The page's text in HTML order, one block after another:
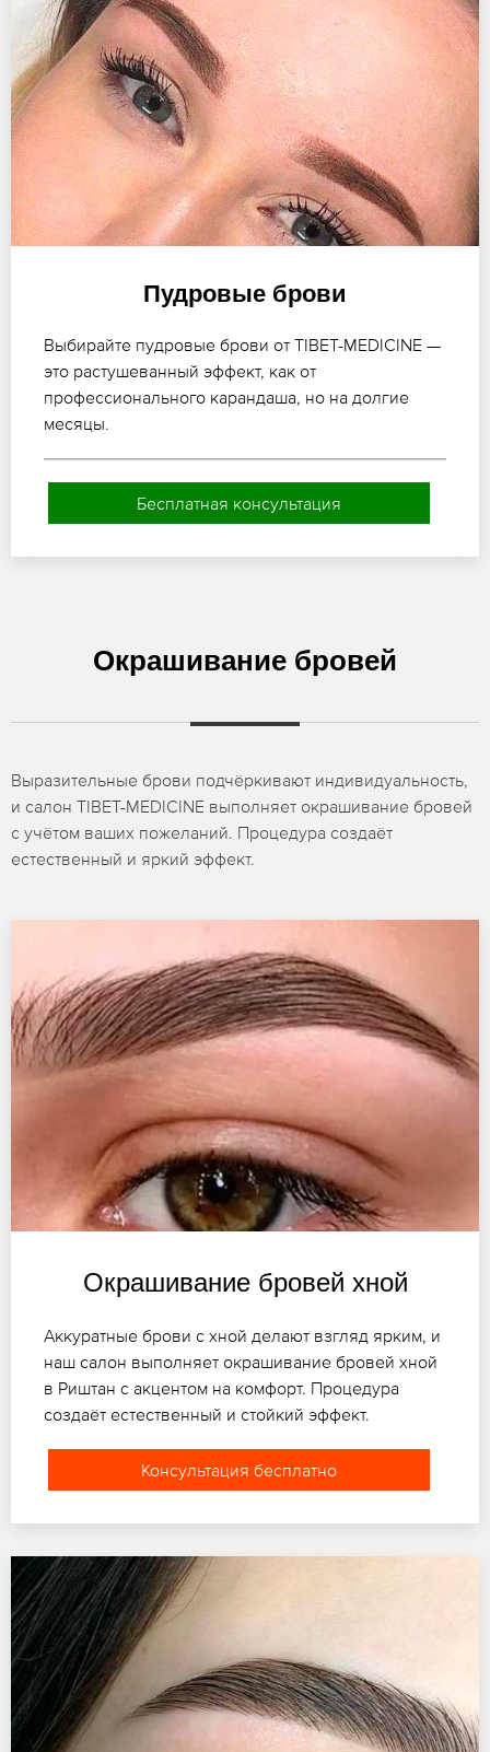
Пудровые брови
Выбирайте пудровые брови от TIBET-MEDICINE —
это растушеванный эффект, как от
профессионального карандаша, но на долгие
месяцы.
Бесплатная консультация
Окрашивание бровей
Выразительные брови подчёркивают индивидуальность,
и салон TIBET-MEDICINE выполняет окрашивание бровей
с учётом ваших пожеланий. Процедура создаёт
естественный и яркий эффект.
Окрашивание бровей хной
Аккуратные брови с хной делают взгляд ярким, и
наш салон выполняет окрашивание бровей хной
в Риштан с акцентом на комфорт. Процедура
создаёт естественный и стойкий эффект.
Консультация бесплатно